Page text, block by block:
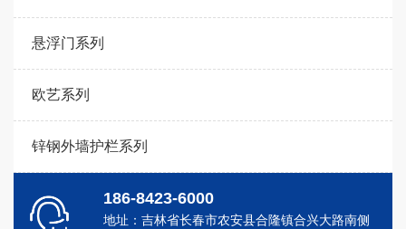
悬浮门系列
欧艺系列
锌钢外墙护栏系列
186-8423-6000
地址：吉林省长春市农安县合隆镇合兴大路南侧